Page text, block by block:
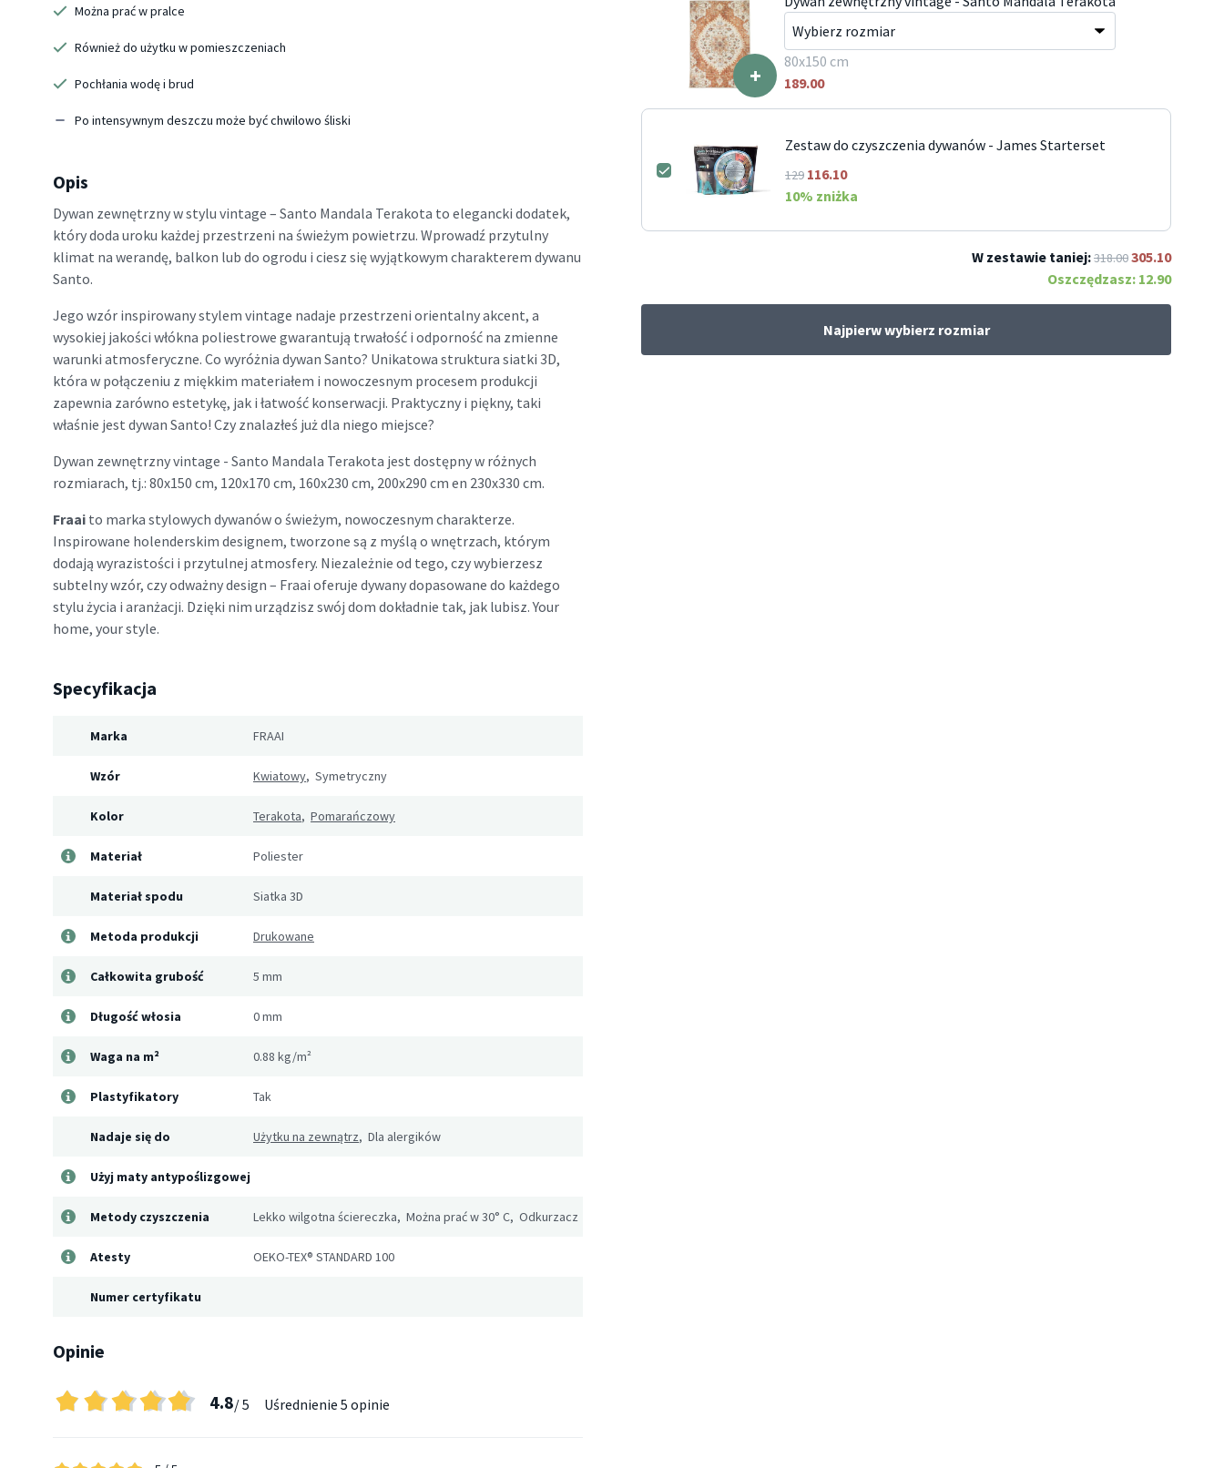
Można prać w pralce
Również do użytku w pomieszczeniach
Pochłania wodę i brud
Po intensywnym deszczu może być chwilowo śliski
Opis
Dywan zewnętrzny w stylu vintage – Santo Mandala Terakota to elegancki dodatek,
który doda uroku każdej przestrzeni na świeżym powietrzu. Wprowadź przytulny
klimat na werandę, balkon lub do ogrodu i ciesz się wyjątkowym charakterem dywanu
Santo.
Jego wzór inspirowany stylem vintage nadaje przestrzeni orientalny akcent, a
wysokiej jakości włókna poliestrowe gwarantują trwałość i odporność na zmienne
warunki atmosferyczne. Co wyróżnia dywan Santo? Unikatowa struktura siatki 3D,
która w połączeniu z miękkim materiałem i nowoczesnym procesem produkcji
zapewnia zarówno estetykę, jak i łatwość konserwacji. Praktyczny i piękny, taki
właśnie jest dywan Santo! Czy znalazłeś już dla niego miejsce?
Dywan zewnętrzny vintage - Santo Mandala Terakota jest dostępny w różnych
rozmiarach, tj.: 80x150 cm, 120x170 cm, 160x230 cm, 200x290 cm en 230x330 cm.
Fraai to marka stylowych dywanów o świeżym, nowoczesnym charakterze.
Inspirowane holenderskim designem, tworzone są z myślą o wnętrzach, którym
dodają wyrazistości i przytulnej atmosfery. Niezależnie od tego, czy wybierzesz
subtelny wzór, czy odważny design – Fraai oferuje dywany dopasowane do każdego
stylu życia i aranżacji. Dzięki nim urządzisz swój dom dokładnie tak, jak lubisz. Your
home, your style.
Specyfikacja
Marka FRAAI
Wzór Kwiatowy, Symetryczny
Kolor Terakota, Pomarańczowy
Materiał Poliester
Materiał spodu Siatka 3D
Metoda produkcji Drukowane
Całkowita grubość 5 mm
Długość włosia 0 mm
Waga na m² 0.88 kg/m²
Plastyfikatory Tak
Nadaje się do Użytku na zewnątrz, Dla alergików
Użyj maty antypoślizgowej
Metody czyszczenia Lekko wilgotna ściereczka, Można prać w 30° C, Odkurzacz
Atesty OEKO-TEX® STANDARD 100
Numer certyfikatu
Opinie
4.8/ 5 Uśrednienie 5 opinie
+
80x150 cm
189.00
Zestaw do czyszczenia dywanów - James Starterset
129 116.10
10% zniżka
W zestawie taniej:318.00305.10
Oszczędzasz: 12.90
Najpierw wybierz rozmiar